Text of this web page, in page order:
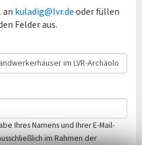
an kuladig@lvr.deoder füllen
Felder aus.
Ihres Namens und Ihrer E-Mail-
im Rahmen der